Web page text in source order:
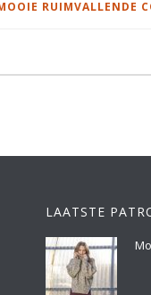
LAATSTE